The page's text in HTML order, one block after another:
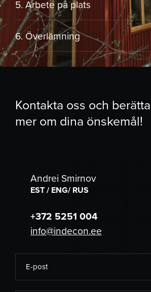
5. Arbete på plats
6. Överlämning
Kontakta oss och berätta
mer om dina önskemål!
Andrei Smirnov
EST / ENG/ RUS
+372 5251 004
info@indecon.ee